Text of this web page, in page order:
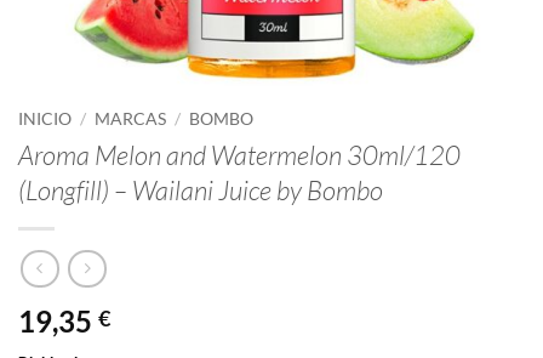
INICIO / MARCAS / BOMBO
Aroma Melon and Watermelon 30ml/120
(Longfill) – Wailani Juice by Bombo
19,35 €